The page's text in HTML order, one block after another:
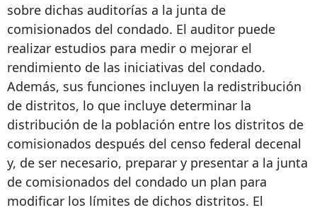
sobre dichas auditorías a la junta de
comisionados del condado. El auditor puede
realizar estudios para medir o mejorar el
rendimiento de las iniciativas del condado.
Además, sus funciones incluyen la redistribución
de distritos, lo que incluye determinar la
distribución de la población entre los distritos de
comisionados después del censo federal decenal
y, de ser necesario, preparar y presentar a la junta
de comisionados del condado un plan para
modificar los límites de dichos distritos. El